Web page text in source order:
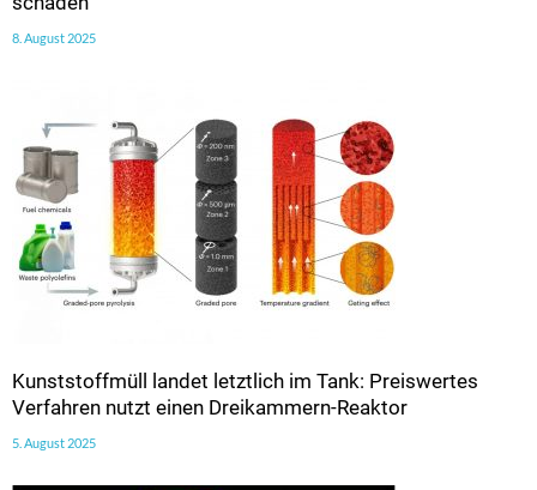
8. August 2025
Kunststoffmüll landet letztlich im Tank: Preiswertes
Verfahren nutzt einen Dreikammern-Reaktor
5. August 2025